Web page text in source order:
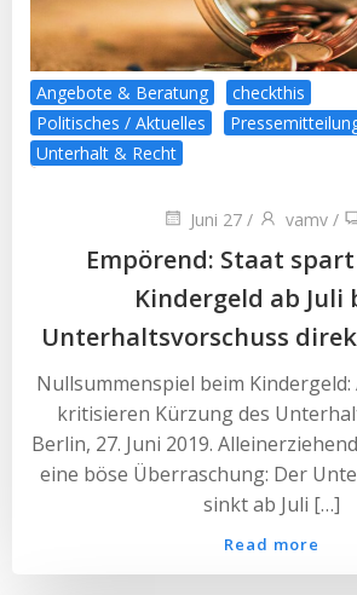
Angebote & Beratung
checkthis
Politisches / Aktuelles
Unterhalt & Recht
Juni 27 / vamv /
Empörend: Staat
Kindergeld ab Juli
Unterhaltsvorschuss
Nullsummenspiel beim
kritisieren Kürzung des
Berlin, 27. Juni 2019.
eine böse Überraschung: Der
sinkt ab Juli […]
Read more